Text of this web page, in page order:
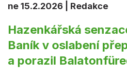
ne 15.2.2026 | Redakce
Hazenkářská
Baník v oslabení
a porazil